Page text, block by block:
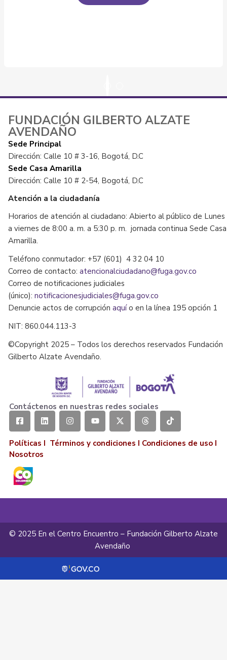
FUNDACIÓN GILBERTO ALZATE
AVENDAÑO
Sede Principal
Dirección: Calle 10 # 3-16, Bogotá, D.C
Sede Casa Amarilla
Dirección: Calle 10 # 2-54, Bogotá, D.C
Atención a la ciudadanía
Horarios de atención al ciudadano: Abierto al público de Lunes
a viernes de 8:00 a. m. a 5:30 p. m. jornada continua Sede Casa
Amarilla.
Teléfono conmutador: +57 (601) 4 32 04 10
Correo de contacto: atencionalciudadano@fuga.gov.co
Correo de notificaciones judiciales
(único): notificacionesjudiciales@fuga.gov.co
Denuncie actos de corrupción aquío en la línea 195 opción 1
NIT: 860.044.113-3
©Copyright 2025 – Todos los derechos reservados Fundación
Gilberto Alzate Avendaño.
Contáctenos en nuestras redes sociales
Políticas I Términos y condiciones I Condiciones de uso I
Nosotros
© 2025 En el Centro Encuentro – Fundación Gilberto Alzate
Avendaño